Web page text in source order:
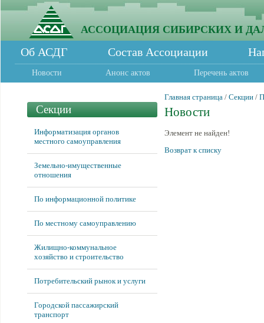
АССОЦИАЦИЯ СИБИРСКИХ И
Об АСДГ Состав Ассоциации
Новости Анонс актов Перечень актов
Секции
Информатизация органов
местного самоуправления
Земельно-имущественные
отношения
По информационной политике
По местному самоуправлению
Жилищно-коммунальное
хозяйство и строительство
Потребительский рынок и услуги
Городской пассажирский
транспорт
Главная страница / Секции /
Новости
Элемент не найден!
Возврат к списку